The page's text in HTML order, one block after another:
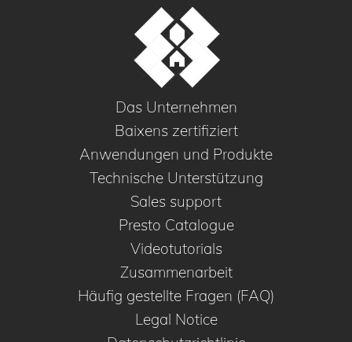
Das Unternehmen
Baixens zertifiziert
Anwendungen und Produkte
Technische Unterstützung
Sales support
Presto Catalogue
Videotutorials
Zusammenarbeit
Häufig gestellte Fragen (FAQ)
Legal Notice